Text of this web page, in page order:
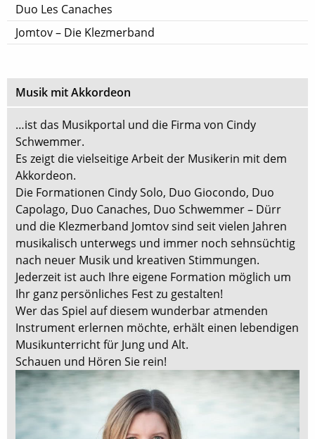
Duo Les Canaches
Jomtov – Die Klezmerband
Musik mit Akkordeon
…ist das Musikportal und die Firma von Cindy
Schwemmer.
Es zeigt die vielseitige Arbeit der Musikerin mit dem
Akkordeon.
Die Formationen Cindy Solo, Duo Giocondo, Duo
Capolago, Duo Canaches, Duo Schwemmer – Dürr
und die Klezmerband Jomtov sind seit vielen Jahren
musikalisch unterwegs und immer noch sehnsüchtig
nach neuer Musik und kreativen Stimmungen.
Jederzeit ist auch Ihre eigene Formation möglich um
Ihr ganz persönliches Fest zu gestalten!
Wer das Spiel auf diesem wunderbar atmenden
Instrument erlernen möchte, erhält einen lebendigen
Musikunterricht für Jung und Alt.
Schauen und Hören Sie rein!